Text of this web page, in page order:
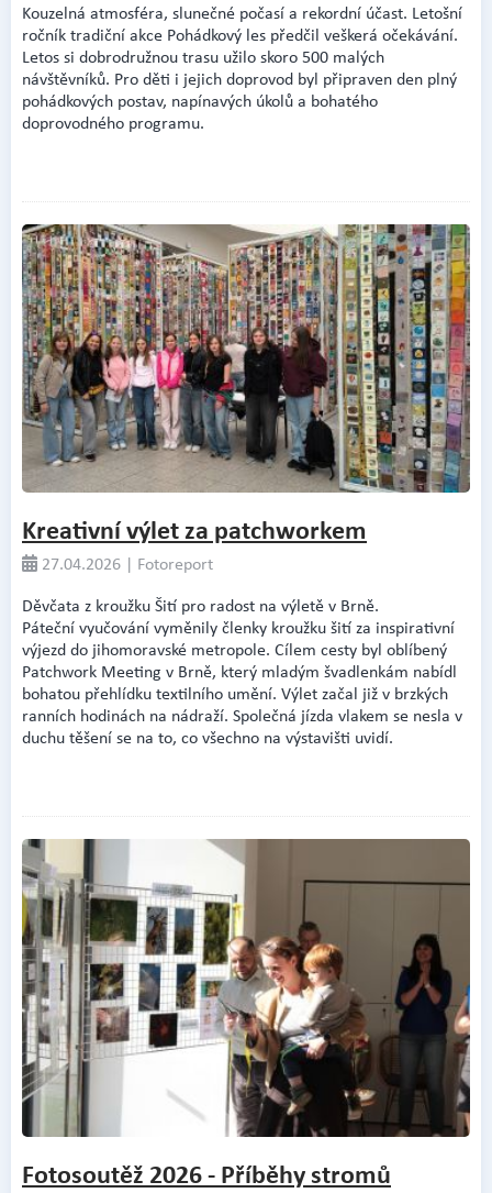
Kouzelná atmosféra, slunečné počasí a rekordní účast. Letošní
ročník tradiční akce Pohádkový les předčil veškerá očekávání.
Letos si dobrodružnou trasu užilo skoro 500 malých
návštěvníků. Pro děti i jejich doprovod byl připraven den plný
pohádkových postav, napínavých úkolů a bohatého
doprovodného programu.
Kreativní výlet za patchworkem
27.04.2026 | Fotoreport
Děvčata z kroužku Šití pro radost na výletě v Brně.
Páteční vyučování vyměnily členky kroužku šití za inspirativní
výjezd do jihomoravské metropole. Cílem cesty byl oblíbený
Patchwork Meeting v Brně, který mladým švadlenkám nabídl
bohatou přehlídku textilního umění. Výlet začal již v brzkých
ranních hodinách na nádraží. Společná jízda vlakem se nesla v
duchu těšení se na to, co všechno na výstavišti uvidí.
Fotosoutěž 2026 - Příběhy stromů